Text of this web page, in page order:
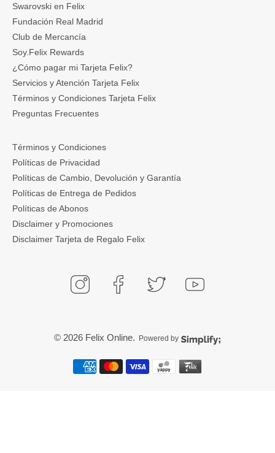
Swarovski en Felix
Fundación Real Madrid
Club de Mercancía
Soy.Felix Rewards
¿Cómo pagar mi Tarjeta Felix?
Servicios y Atención Tarjeta Felix
Términos y Condiciones Tarjeta Felix
Preguntas Frecuentes
Términos y Condiciones
Políticas de Privacidad
Políticas de Cambio, Devolución y Garantía
Políticas de Entrega de Pedidos
Políticas de Abonos
Disclaimer y Promociones
Disclaimer Tarjeta de Regalo Felix
© 2026 Felix Online. Powered by